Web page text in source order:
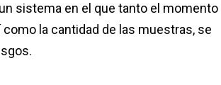
sistema en el que tanto el momento
la cantidad de las muestras, se